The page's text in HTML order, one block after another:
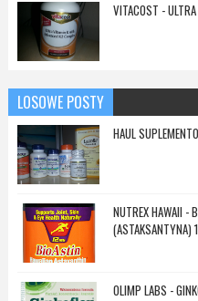
VITACOST -
LOSOWE POSTY
HAUL
NUTREX HAWAII -
(ASTAKSANTYNA)
OLIMP LABS -